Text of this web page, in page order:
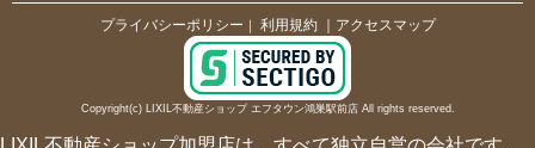
プライバシーポリシー ｜ 利用規約 ｜アクセスマップ
Copyright(c) LIXIL不動産ショップ エフタウン鴻巣駅前店 All rights reserved.